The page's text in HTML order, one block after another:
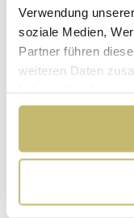
Verwendung
soziale Medien,
Partner führen
weiteren Daten
gesammelt haben.